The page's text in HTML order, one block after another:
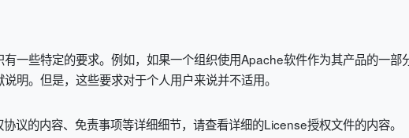
一些特定的要求。例如，如果一个组织使用Apache软件作为其产品的一部
明。但是，这些要求对于个人用户来说并不适用。
协议的内容、免责事项等详细细节，请查看详细的License授权文件的内容。